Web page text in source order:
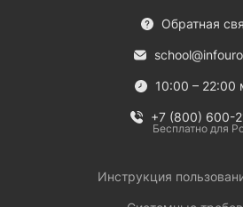
Обратная
10:00 – 22:00
+7 (800) 600-
Бесплатно для
Инструкция